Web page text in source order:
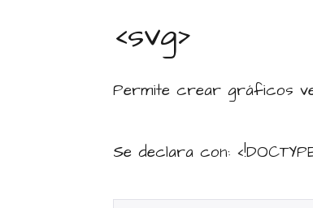
<svg>
Permite crear gráficos
Se declara con: